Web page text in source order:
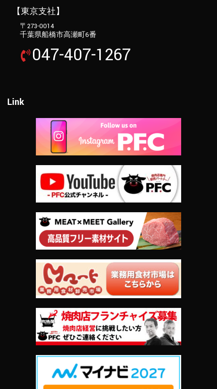
【東京支社】
〒273-0014
千葉県船橋市高瀬町6番
047-407-1267
Link